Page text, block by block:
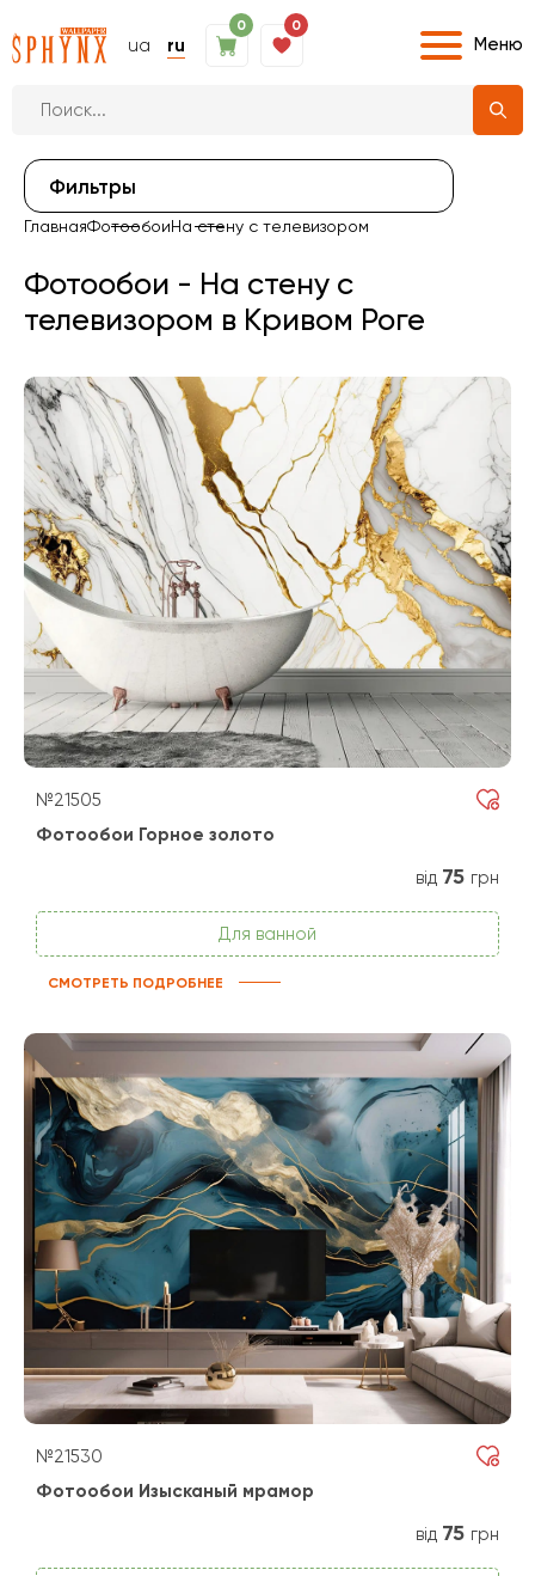
ua ru
0 0
Меню
Фильтры
ГлавнаяФотообоиНа стену с телевизором
Фотообои - На стену с
телевизором в Кривом Роге
№21505
Фотообои Горное золото
від 75 грн
Для ванной
СМОТРЕТЬ ПОДРОБНЕЕ
№21530
Фотообои Изысканый мрамор
від 75 грн